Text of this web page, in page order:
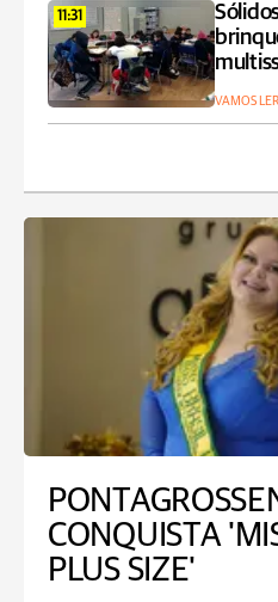
11:31
VAMOS LER
CONQUISTA
PLUS SIZE'